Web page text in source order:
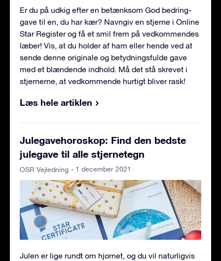
Er du på udkig efter en betænksom God bedring-
gave til en, du har kær? Navngiv en stjerne i Online
Star Register og få et smil frem på vedkommendes
læber! Vis, at du holder af ham eller hende ved at
sende denne originale og betydningsfulde gave
med et blændende indhold. Må det stå skrevet i
stjernerne, at vedkommende hurtigt bliver rask!
Læs hele artiklen
Julegavehoroskop: Find den bedste
julegave til alle stjernetegn
OSR Vejledning - 1 december 2021
Julen er lige rundt om hjørnet, og du vil naturligvis